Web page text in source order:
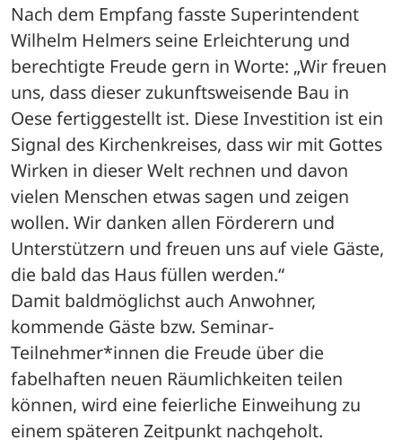
Nach dem Empfang fasste Superintendent
Wilhelm Helmers seine Erleichterung und
berechtigte Freude gern in Worte: „Wir freuen
uns, dass dieser zukunftsweisende Bau in
Oese fertiggestellt ist. Diese Investition ist ein
Signal des Kirchenkreises, dass wir mit Gottes
Wirken in dieser Welt rechnen und davon
vielen Menschen etwas sagen und zeigen
wollen. Wir danken allen Förderern und
Unterstützern und freuen uns auf viele Gäste,
die bald das Haus füllen werden.“
Damit baldmöglichst auch Anwohner,
kommende Gäste bzw. Seminar-
Teilnehmer*innen die Freude über die
fabelhaften neuen Räumlichkeiten teilen
können, wird eine feierliche Einweihung zu
einem späteren Zeitpunkt nachgeholt.